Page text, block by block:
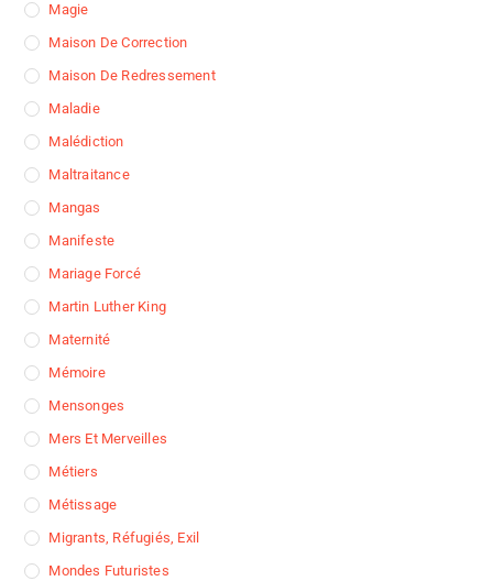
Magie
Maison De Correction
Maison De Redressement
Maladie
Malédiction
Maltraitance
Mangas
Manifeste
Mariage Forcé
Martin Luther King
Maternité
Mémoire
Mensonges
Mers Et Merveilles
Métiers
Métissage
Migrants, Réfugiés, Exil
Mondes Futuristes